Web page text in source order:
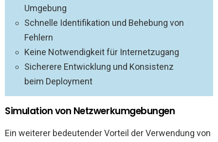
Umgebung
Schnelle Identifikation und Behebung von
Fehlern
Keine Notwendigkeit für Internetzugang
Sicherere Entwicklung und Konsistenz
beim Deployment
Simulation von Netzwerkumgebungen
Ein weiterer bedeutender Vorteil der Verwendung von